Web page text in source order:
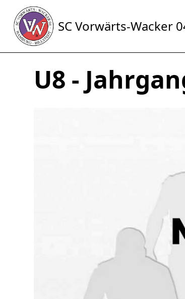
SC Vorwärts-Wacker
U8 -